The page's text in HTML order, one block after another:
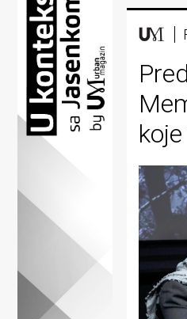
Književnost
Muzika
Film
Intervju
Kolumne
Lifestyle
Beauty
Zdravlje